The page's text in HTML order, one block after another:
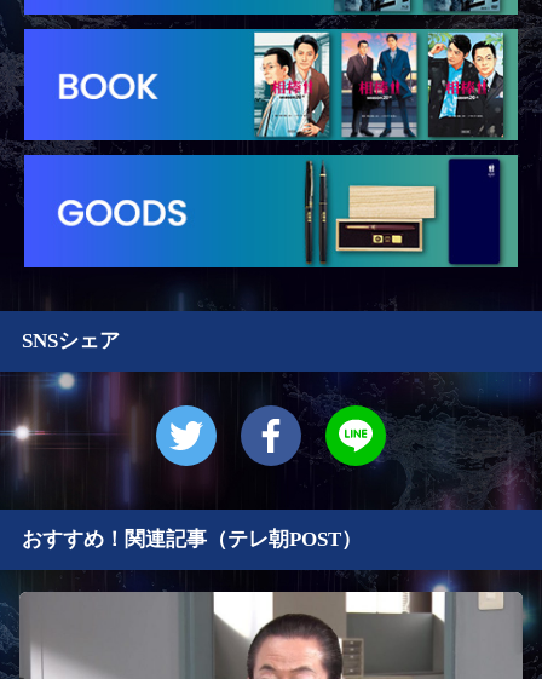
SNSシェア
おすすめ！関連記事（テレ朝POST）